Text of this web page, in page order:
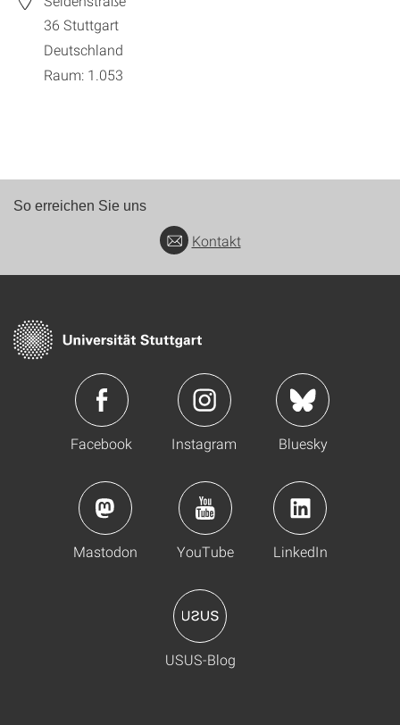
36 Stuttgart
Deutschland
Raum: 1.053
So erreichen Sie uns
Kontakt
Facebook Instagram Bluesky
Mastodon YouTube LinkedIn
USUS-Blog